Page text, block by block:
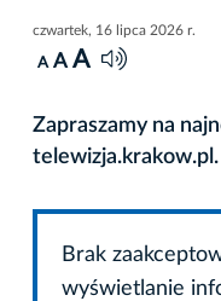
czwartek, 16 lipca 2026 r.
A A A
Zapraszamy na
telewizja.krakow.pl.
Brak
wyświetlanie